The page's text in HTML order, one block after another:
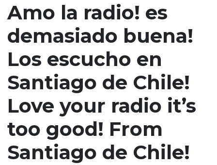
Amo la radio! es
demasiado buena!
Los escucho en
Santiago de Chile!
Love your radio it’s
too good! From
Santiago de Chile!